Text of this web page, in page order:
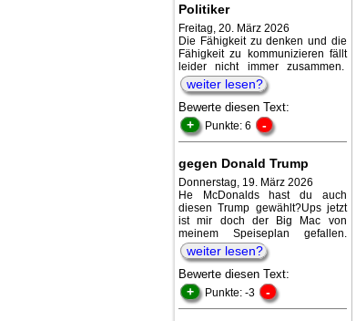
Politiker
Freitag, 20. März 2026
Die Fähigkeit zu denken und die
Fähigkeit zu kommunizieren fällt
leider nicht immer zusammen.
weiter lesen?
Bewerte diesen Text:
+ Punkte: 6 -
gegen Donald Trump
Donnerstag, 19. März 2026
He McDonalds hast du auch
diesen Trump gewählt?Ups jetzt
ist mir doch der Big Mac von
meinem Speiseplan gefallen.
weiter lesen?
Bewerte diesen Text:
+ Punkte: -3 -